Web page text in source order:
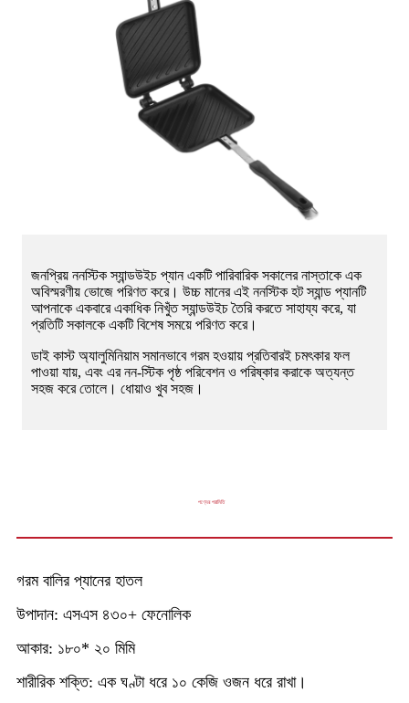
জনপ্রিয় ননস্টিক স্যান্ডউইচ প্যান একটি পারিবারিক সকালের নাস্তাকে এক
অবিস্মরণীয় ভোজে পরিণত করে। উচ্চ মানের এই ননস্টিক হট স্যান্ড প্যানটি
আপনাকে একবারে একাধিক নিখুঁত স্যান্ডউইচ তৈরি করতে সাহায্য করে, যা
প্রতিটি সকালকে একটি বিশেষ সময়ে পরিণত করে।
ডাই কাস্ট অ্যালুমিনিয়াম সমানভাবে গরম হওয়ায় প্রতিবারই চমৎকার ফল
পাওয়া যায়, এবং এর নন-স্টিক পৃষ্ঠ পরিবেশন ও পরিষ্কার করাকে অত্যন্ত
সহজ করে তোলে। ধোয়াও খুব সহজ।
পণ্যের পরামিতি
গরম বালির প্যানের হাতল
উপাদান: এসএস ৪৩০+ ফেনোলিক
আকার: ১৮০* ২০ মিমি
শারীরিক শক্তি: এক ঘণ্টা ধরে ১০ কেজি ওজন ধরে রাখা।